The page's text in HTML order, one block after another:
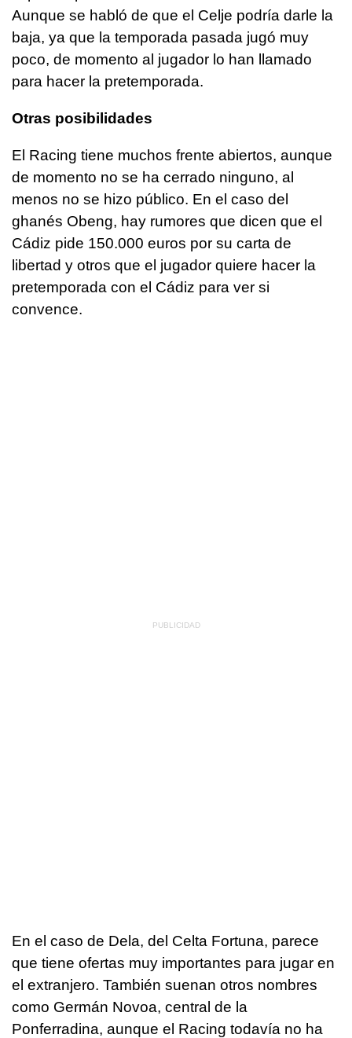
Aunque se habló de que el Celje podría darle la
baja, ya que la temporada pasada jugó muy
poco, de momento al jugador lo han llamado
para hacer la pretemporada.
Otras posibilidades
El Racing tiene muchos frente abiertos, aunque
de momento no se ha cerrado ninguno, al
menos no se hizo público. En el caso del
ghanés Obeng, hay rumores que dicen que el
Cádiz pide 150.000 euros por su carta de
libertad y otros que el jugador quiere hacer la
pretemporada con el Cádiz para ver si
convence.
En el caso de Dela, del Celta Fortuna, parece
que tiene ofertas muy importantes para jugar en
el extranjero. También suenan otros nombres
como Germán Novoa, central de la
Ponferradina, aunque el Racing todavía no ha